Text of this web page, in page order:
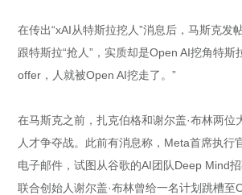
在传出“xAI从特斯拉挖人”消息后，马斯克发
跟特斯拉“抢人”，实质却是Open AI挖角特斯
offer，人就被Open AI挖走了。”
在马斯克之前，扎克伯格和谢尔盖·布林两位
人才争夺战。此前有消息称，Meta首席执行
电子邮件，试图从谷歌的AI团队Deep Mind
联合创始人谢尔盖·布林曾给一名计划跳槽至